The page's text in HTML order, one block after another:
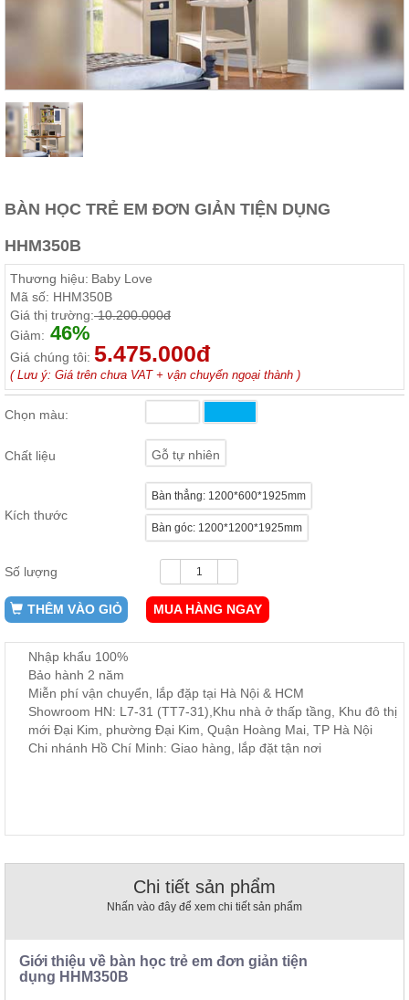
Phòng
Bàn
trà...
Nội
Phòng
ngủ, tủ
áo, bàn
trang
điểm
Nội
Phòng
Ăn
ăn,
kệ
Nội
Công,
Bàn
ghế
Phụ
Kiện
Hàng
Thất
BÀN HỌC TRẺ EM ĐƠN GIẢN TIỆN DỤNG
HHM350B
Thương hiệu: Baby Love
Mã số: HHM350B
Giá thị trường:10.200.000đ
Giảm: 46%
Giá chúng tôi: 5.475.000đ
( Lưu ý: Giá trên chưa VAT + vận chuyển ngoại thành )
Chọn màu:
Chất liệu Gỗ tự nhiên
Kích thước
Bàn thẳng: 1200*600*1925mm
Bàn góc: 1200*1200*1925mm
Số lượng
THÊM VÀO GIỎ MUA HÀNG NGAY
Nhập khẩu 100%
Bảo hành 2 năm
Miễn phí vận chuyển, lắp đặp tại Hà Nội & HCM
Showroom HN: L7-31 (TT7-31),Khu nhà ở thấp tầng, Khu đô thị
mới Đại Kim, phường Đại Kim, Quận Hoàng Mai, TP Hà Nội
Chi nhánh Hồ Chí Minh: Giao hàng, lắp đặt tận nơi
Chi tiết sản phẩm
Nhấn vào đây để xem chi tiết sản phẩm
Giới thiệu về bàn học trẻ em đơn giản tiện
dụng HHM350B